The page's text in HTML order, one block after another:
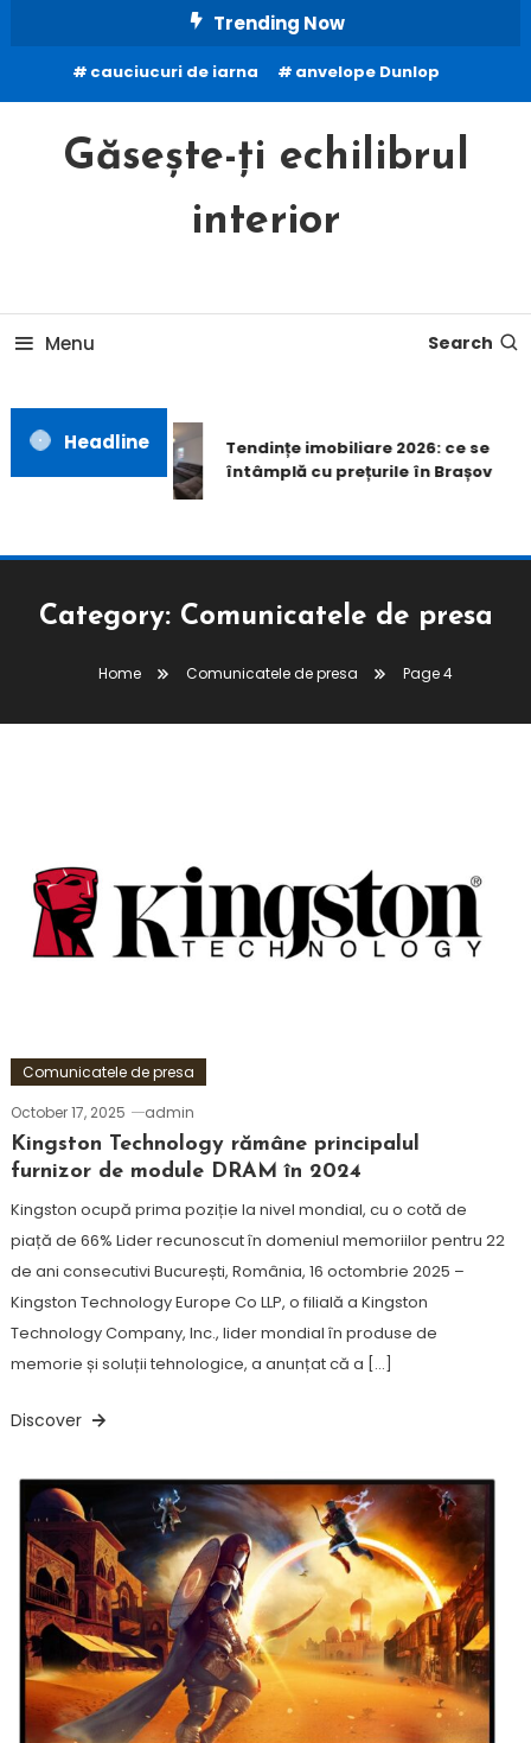
Content
Trending Now
cauciucuri de iarna anvelope Dunlop
Găsește-ți echilibrul
interior
Menu Search
Headline
Tendințe imobiliare 2026: ce se
întâmplă cu prețurile în Brașov
Category: Comunicatele de presa
Home Comunicatele de presa Page 4
Comunicatele de presa
October 17, 2025
admin
Kingston Technology rămâne principalul
furnizor de module DRAM în 2024
Kingston ocupă prima poziție la nivel mondial, cu o cotă de
piață de 66% Lider recunoscut în domeniul memoriilor pentru 22
de ani consecutivi București, România, 16 octombrie 2025 –
Kingston Technology Europe Co LLP, o filială a Kingston
Technology Company, Inc., lider mondial în produse de
memorie și soluții tehnologice, a anunțat că a […]
Discover